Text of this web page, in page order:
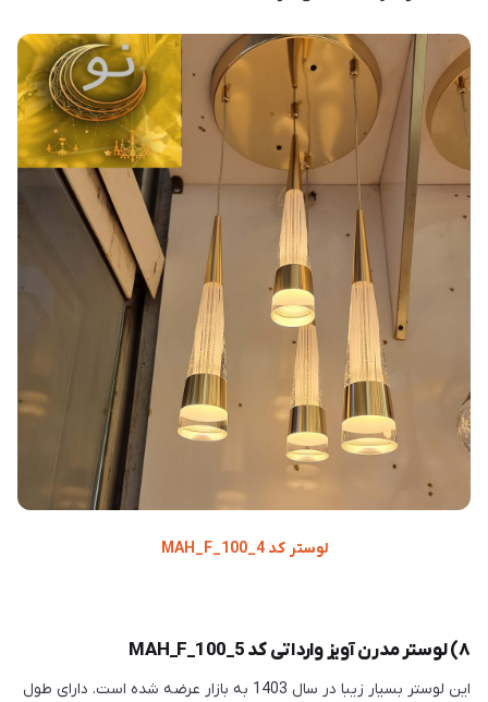
لوستر کد MAH_F_100_4
۸) لوستر مدرن آویز وارداتی کد MAH_F_100_5
این لوستر بسیار زیبا در سال 1403 به بازار عرضه شده است. دارای طول